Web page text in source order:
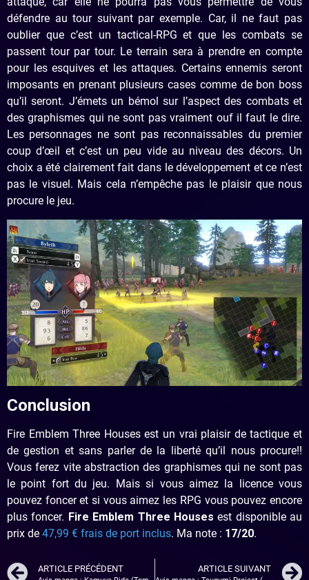
défendre au tour suivant par exemple. Car, il ne faut pas
oublier que c’est un tactical-RPG et que les combats se
passent tour par tour. Le terrain sera à prendre en compte
pour les esquives et les attaques. Certains ennemis seront
imposants en prenant plusieurs cases comme de bon boss
qu’il seront. J’émets un bémol sur l’aspect des combats et
des graphismes qui ne sont pas vraiment ouf il faut le dire.
Les personnages ne sont pas reconnaissables du premier
coup d’œil et c’est un peu vide au niveau des décors. Un
choix a été clairement fait dans le développement et ce n’est
pas le visuel. Mais cela n’empêche pas le plaisir que nous
procure le jeu.
Conclusion
Fire Emblem Three Houses est un vrai plaisir de tactique et
de gestion et sans parler de la liberté qu’il nous procure!!
Vous ferez vite abstraction des graphismes qui ne sont pas
le point fort du jeu. Mais si vous aimez la licence vous
pouvez foncer et si vous aimez les RPG vous pouvez encore
plus foncer. Fire Emblem Three Houses est disponible au
prix de 47,99 € frais de port inclus. Ma note : 17/20.
ARTICLE PRÉCÉDENT ARTICLE SUIVANT